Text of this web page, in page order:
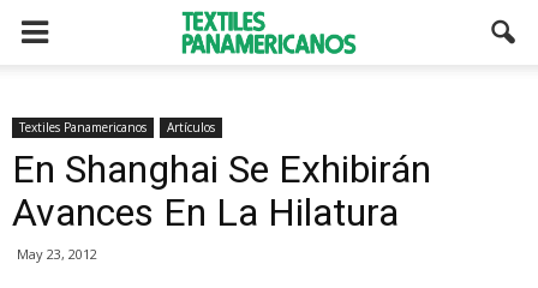
Textiles Panamericanos Artículos
En Shanghai Se Exhibirán
Avances En La Hilatura
May 23, 2012